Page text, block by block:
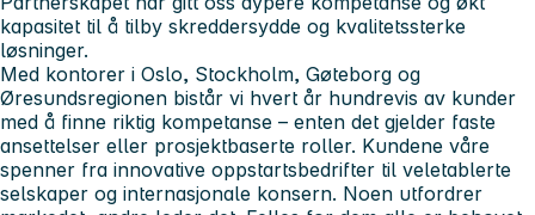
kapasitet til å tilby skreddersydde og kvalitetssterke
løsninger.
Med kontorer i Oslo, Stockholm, Gøteborg og
Øresundsregionen bistår vi hvert år hundrevis av kunder
med å finne riktig kompetanse – enten det gjelder faste
ansettelser eller prosjektbaserte roller. Kundene våre
spenner fra innovative oppstartsbedrifter til veletablerte
selskaper og internasjonale konsern. Noen utfordrer